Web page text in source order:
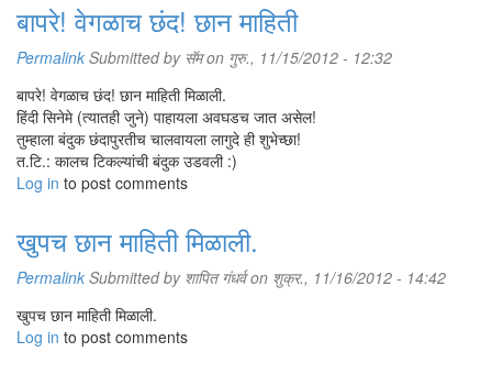
बापरे! वेगळाच छंद! छान माहिती
Permalink Submitted by सॅमon गुरु., 11/15/2012 - 12:32
बापरे! वेगळाच छंद! छान माहिती मिळाली.
हिंदी सिनेमे (त्यातही जुने) पाहायला अवघडच जात असेल!
तुम्हाला बंदुक छंदापुरतीच चालवायला लागुदे ही शुभेच्छा!
त.टि.: कालच टिकल्यांची बंदुक उडवली :)
Log in to post comments
खुपच छान माहिती मिळाली.
Permalink Submitted by शापित गंधर्वon शुक्र., 11/16/2012 - 14:42
खुपच छान माहिती मिळाली.
Log in to post comments